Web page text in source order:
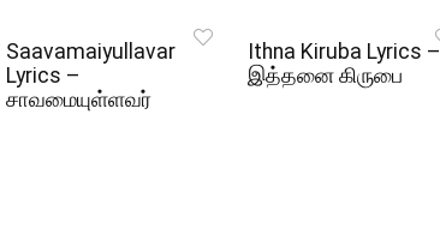
Saavamaiyullavar
Lyrics –
சாவமையுள்ளவர்
Ithna Kiruba Lyrics –
இத்தனை கிருபை